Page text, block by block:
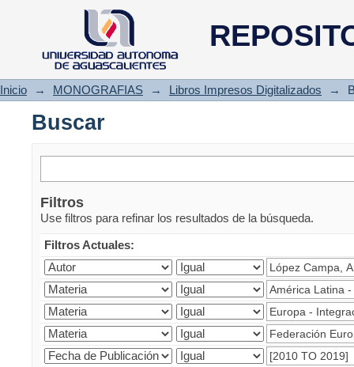
Buscar
Inicio → MONOGRAFIAS → Libros Impresos Digitalizados →
Buscar
Filtros
Use filtros para refinar los resultados de la búsqueda.
Filtros Actuales: